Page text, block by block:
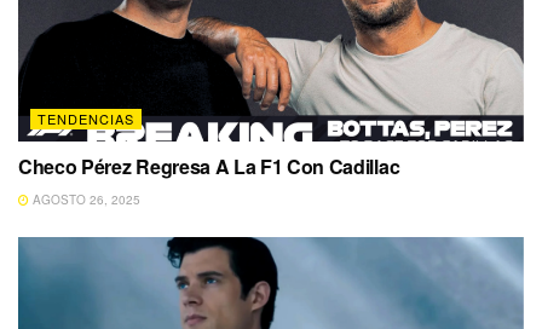
TENDENCIAS
Checo Pérez Regresa A La F1 Con Cadillac
AGOSTO 26, 2025